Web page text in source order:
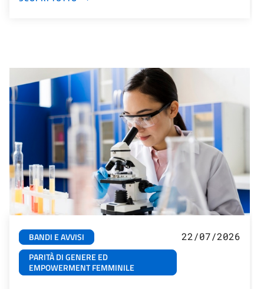
BANDI E AVVISI
PARITÀ DI GENERE ED
EMPOWERMENT FEMMINILE
22/07/2026